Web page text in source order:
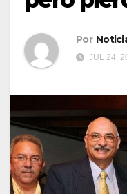
Por
JUL 24,